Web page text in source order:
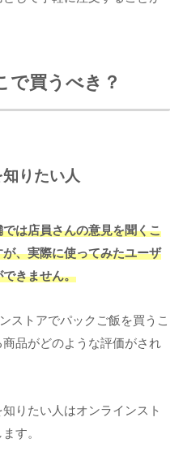
で買うべき？
りたい人
は店員さんの意見を聞くこ
、実際に使ってみたユーザ
きません。
ストアでパックご飯を買うこ
品がどのような評価がされ
りたい人はオンラインスト
す。